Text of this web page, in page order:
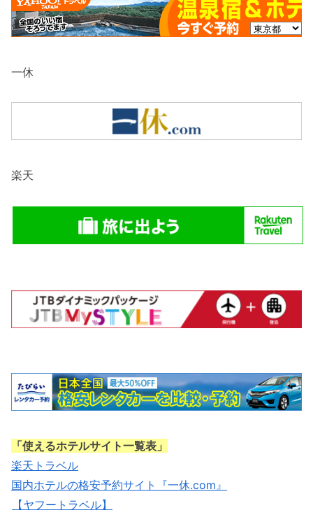
一休
楽天
「使えるホテルサイト一覧表」
楽天トラベル
国内ホテルの格安予約サイト『一休.com』
【ヤフートラベル】